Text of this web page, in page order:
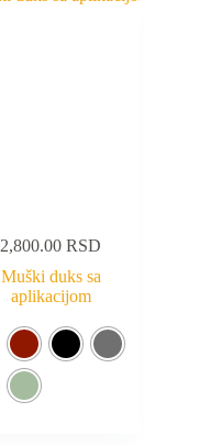
2,800.00RSD
Muški duks sa
aplikacijom